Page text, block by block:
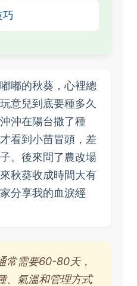
巧
嘟的秋葵，心裡總
意兒到底要種多久
沖在陽台撒了種
看到小苗冒頭，差
。後來問了農改場
秋葵收成時間大有
分享我的血淚經
常需要60-80天，
、氣溫和管理方式